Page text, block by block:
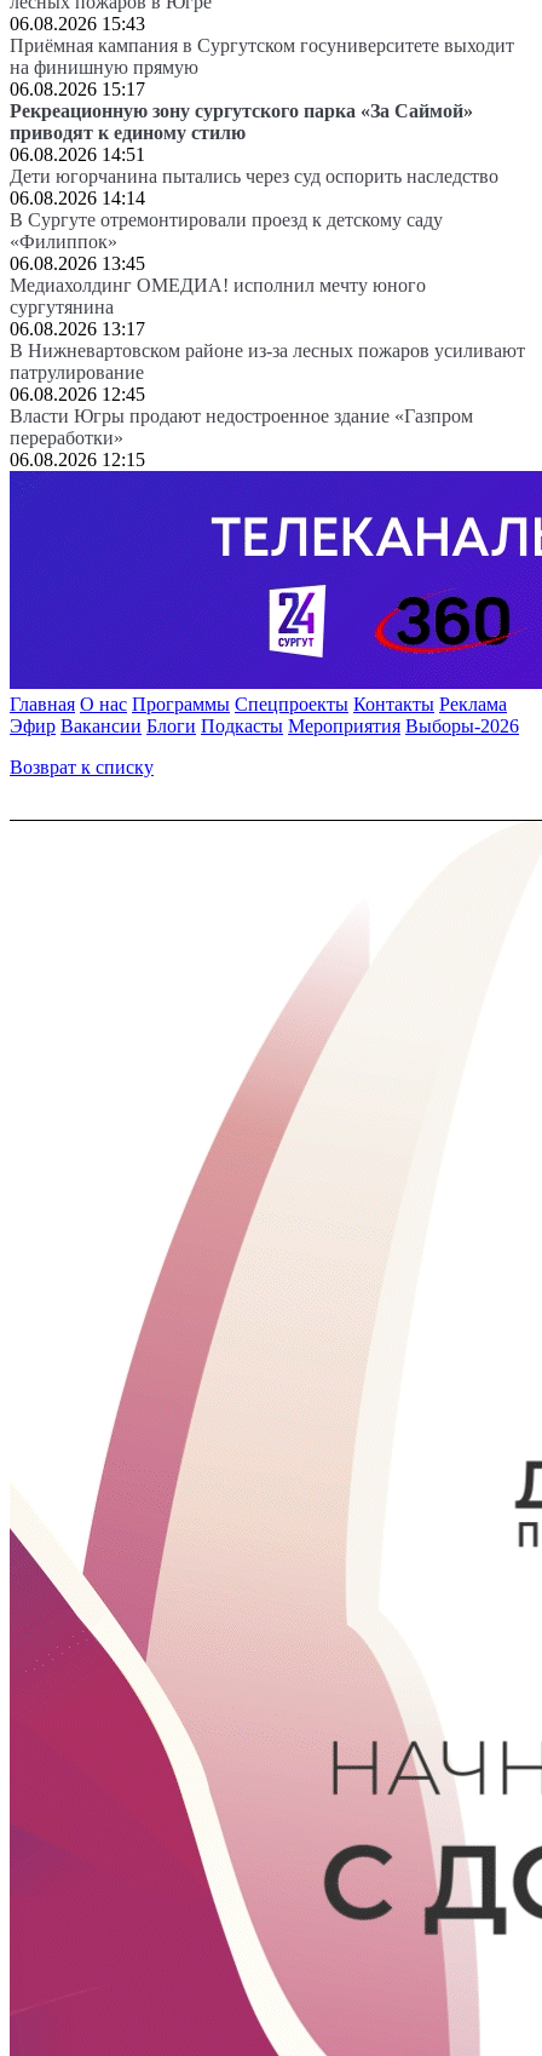
06.08.2026 15:43
Приёмная кампания в Сургутском госуниверситете выходит
на финишную прямую
06.08.2026 15:17
Рекреационную зону сургутского парка «За Саймой»
приводят к единому стилю
06.08.2026 14:51
Дети югорчанина пытались через суд оспорить наследство
06.08.2026 14:14
В Сургуте отремонтировали проезд к детскому саду
«Филиппок»
06.08.2026 13:45
Медиахолдинг ОМЕДИА! исполнил мечту юного
сургутянина
06.08.2026 13:17
В Нижневартовском районе из-за лесных пожаров усиливают
патрулирование
06.08.2026 12:45
Власти Югры продают недостроенное здание «Газпром
переработки»
06.08.2026 12:15
Главная О нас Программы Спецпроекты Контакты Реклама
Эфир Вакансии Блоги Подкасты Мероприятия Выборы-2026
Возврат к списку